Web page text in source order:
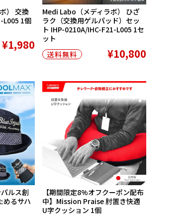
） 交換
L005 1個
¥1,980
Medi Labo（メディラボ） ひざ
ラク（交換用ゲルパッド）セッ
ト IHP-0210A/IHC-F21-L005 1セ
ット
送料無料
¥10,800
ルス創
めるサハ
【期間限定8%オフクーポン配布
中】Mission Praise 肘置き快適
U字クッション 1個